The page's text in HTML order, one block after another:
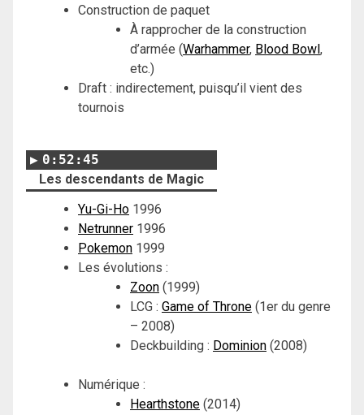
Construction de paquet
À rapprocher de la construction
d’armée (Warhammer, Blood Bowl ,
etc.)
Draft : indirectement, puisqu’il vient des
tournois
0:52:45
Les descendants de Magic
Yu-Gi-Ho 1996
Netrunner 1996
Pokemon 1999
Les évolutions :
Zoon (1999)
LCG : Game of Throne (1er du genre
– 2008)
Deckbuilding : Dominion (2008)
Numérique :
Hearthstone (2014)